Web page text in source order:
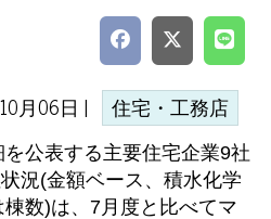
月06日 | 住宅・工務店
公表する主要住宅企業9社
況(金額ベース、積水化学
数)は、7月度と比べてマ